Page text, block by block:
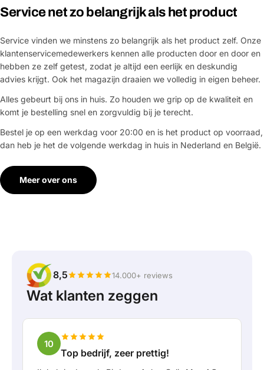
Service net zo belangrijk als het product
Service vinden we minstens zo belangrijk als het product zelf. Onze
klantenservicemedewerkers kennen alle producten door en door en
hebben ze zelf getest, zodat je altijd een eerlijk en deskundig
advies krijgt. Ook het magazijn draaien we volledig in eigen beheer.
Alles gebeurt bij ons in huis. Zo houden we grip op de kwaliteit en
komt je bestelling snel en zorgvuldig bij je terecht.
Bestel je op een werkdag voor 20:00 en is het product op voorraad,
dan heb je het de volgende werkdag in huis in Nederland en België.
Meer over ons
8,5 14.000+ reviews
Wat klanten zeggen
10
Top bedrijf, zeer prettig!